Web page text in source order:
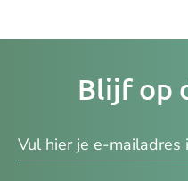
Blijf op